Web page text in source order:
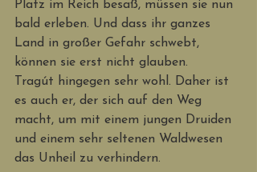
Platz im Reich besaß, müssen sie nun
bald erleben. Und dass ihr ganzes
Land in großer Gefahr schwebt,
können sie erst nicht glauben.
Tragút hingegen sehr wohl. Daher ist
es auch er, der sich auf den Weg
macht, um mit einem jungen Druiden
und einem sehr seltenen Waldwesen
das Unheil zu verhindern.